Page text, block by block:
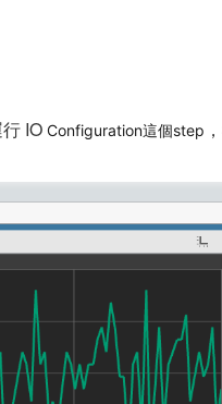
IO Configuration這個step